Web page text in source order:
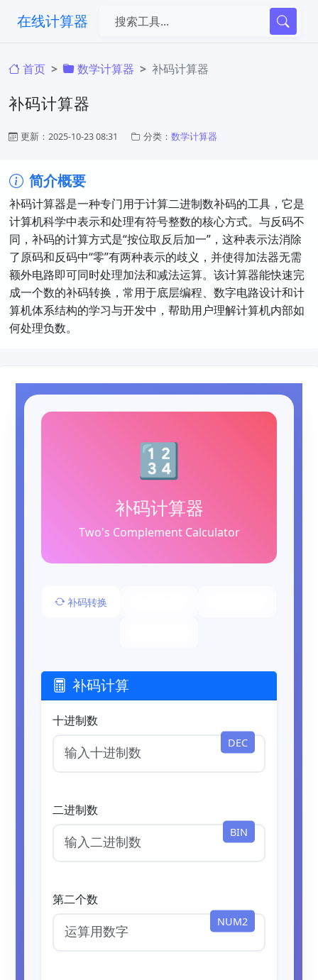
在线计算器
首页 ​数学计算器 补码计算器
补码计算器
更新：2025-10-23 08:31 分类： ​数学计算器
简介概要
补码计算器是一种专门用于计算二进制数补码的工具，它是
计算机科学中表示和处理有符号整数的核心方式。与反码不
同，补码的计算方式是“按位取反后加一”，这种表示法消除
了原码和反码中“零”有两种表示的歧义，并使得加法器无需
额外电路即可同时处理加法和减法运算。该计算器能快速完
成一个数的补码转换，常用于底层编程、数字电路设计和计
算机体系结构的学习与开发中，帮助用户理解计算机内部如
何处理负数。
🔢
补码计算器
Two's Complement Calculator
补码转换
补码计算
十进制数
DEC
二进制数
BIN
第二个数
NUM2